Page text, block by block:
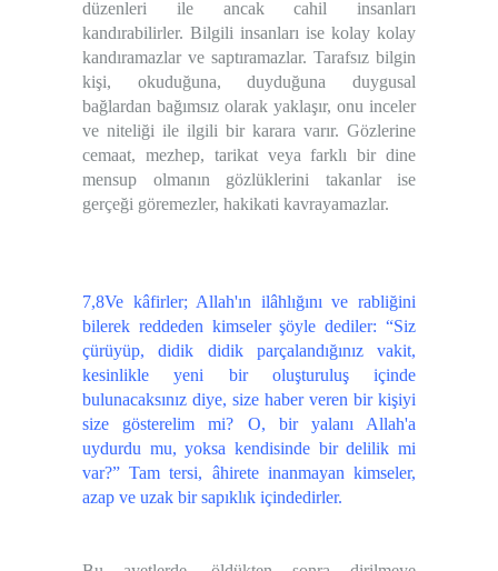
düzenleri ile ancak cahil insanları
kandırabilirler. Bilgili insanları ise kolay kolay
kandıramazlar ve saptıramazlar. Tarafsız bilgin
kişi, okuduğuna, duyduğuna duygusal
bağlardan bağımsız olarak yaklaşır, onu inceler
ve niteliği ile ilgili bir karara varır. Gözlerine
cemaat, mezhep, tarikat veya farklı bir dine
mensup olmanın gözlüklerini takanlar ise
gerçeği göremezler, hakikati kavrayamazlar.
7,8Ve kâfirler; Allah'ın ilâhlığını ve rabliğini
bilerek reddeden kimseler şöyle dediler: “Siz
çürüyüp, didik didik parçalandığınız vakit,
kesinlikle yeni bir oluşturuluş içinde
bulunacaksınız diye, size haber veren bir kişiyi
size gösterelim mi? O, bir yalanı Allah'a
uydurdu mu, yoksa kendisinde bir delilik mi
var?” Tam tersi, âhirete inanmayan kimseler,
azap ve uzak bir sapıklık içindedirler.